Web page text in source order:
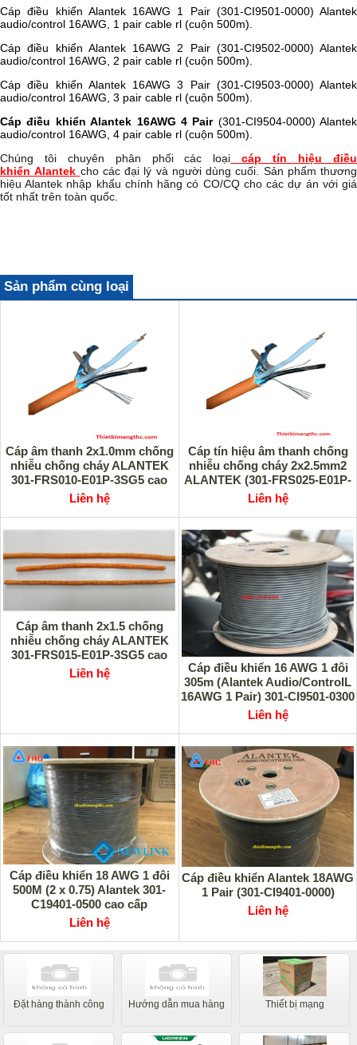
Cáp điều khiển Alantek 16AWG 1 Pair (301-CI9501-0000) Alantek
audio/control 16AWG, 1 pair cable rl (cuộn 500m).
Cáp điều khiển Alantek 16AWG 2 Pair (301-CI9502-0000) Alantek
audio/control 16AWG, 2 pair cable rl (cuộn 500m).
Cáp điều khiển Alantek 16AWG 3 Pair (301-CI9503-0000) Alantek
audio/control 16AWG, 3 pair cable rl (cuộn 500m).
Cáp điều khiển Alantek 16AWG 4 Pair(301-CI9504-0000) Alantek
audio/control 16AWG, 4 pair cable rl (cuộn 500m).
Chúng tôi chuyên phân phối các loại
cáp tín hiệu điều
khiển Alantek cho các đại lý và người dùng cuối. Sản phẩm thương
hiệu Alantek nhập khẩu chính hãng có CO/CQ cho các dự án với giá
tốt nhất trên toàn quốc.
Sản phẩm cùng loại
Cáp âm thanh 2x1.0mm chống
nhiễu chống cháy ALANTEK
301-FRS010-E01P-3SG5 cao
cấp
Liên hệ
Cáp tín hiệu âm thanh chống
nhiễu chống cháy 2x2.5mm2
ALANTEK (301-FRS025-E01P-
3SG5) cuộn 500m
Liên hệ
Cáp âm thanh 2x1.5 chống
nhiễu chống cháy ALANTEK
301-FRS015-E01P-3SG5 cao
cấp
Liên hệ
Cáp điều khiển 16 AWG 1 đôi
305m (Alantek Audio/ControlL
16AWG 1 Pair) 301-CI9501-0300
Liên hệ
Cáp điều khiển 18 AWG 1 đôi
500M (2 x 0.75) Alantek 301-
C19401-0500 cao cấp
Liên hệ
Cáp điều khiển Alantek 18AWG
1 Pair (301-CI9401-0000)
Liên hệ
Đặt hàng thành công Hướng dẫn mua hàng Thiết bị mạng